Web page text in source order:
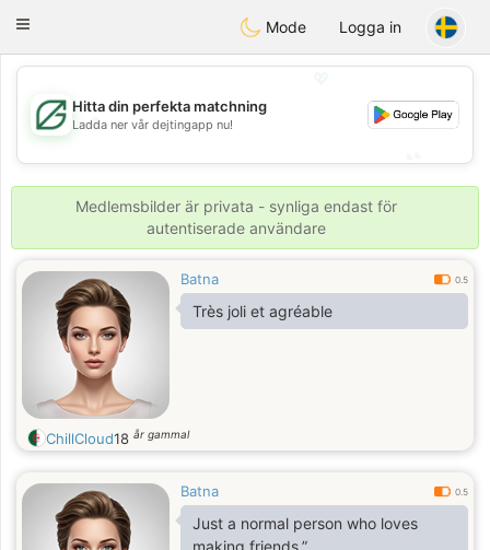
GulfDating
Toggle
Mode Logga in
💖
💕
Hitta din perfekta matchning
Ladda ner vår dejtingapp nu!
Medlemsbilder är privata - synliga endast för
autentiserade användare
Batna 0.5
Très joli et agréable
ChillCloud18 år gammal
Batna 0.5
Just a normal person who loves
making friends.”